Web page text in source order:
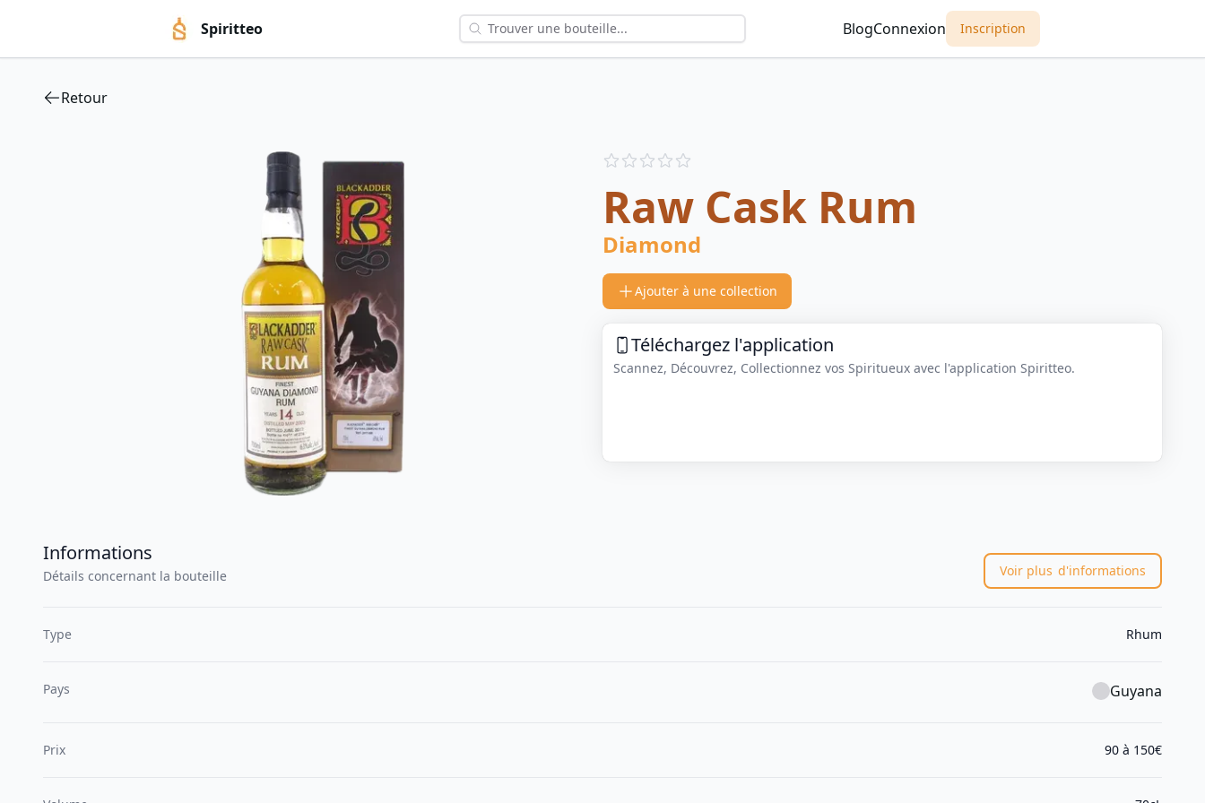
Spiritteo BlogConnexion Inscription
Retour
Reviews
Raw Cask Rum
Diamond
Ajouter à une collection
Téléchargez l'application
Scannez, Découvrez, Collectionnez vos Spiritueux avec l'application Spiritteo.
Informations
Détails concernant la bouteille Voir plus d'informations
Type Rhum
Pays Guyana
Prix 90 à 150€